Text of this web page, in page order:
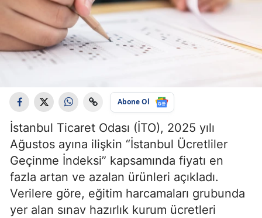
Abone Ol
İstanbul Ticaret Odası (İTO), 2025 yılı
Ağustos ayına ilişkin “İstanbul Ücretliler
Geçinme İndeksi” kapsamında fiyatı en
fazla artan ve azalan ürünleri açıkladı.
Verilere göre, eğitim harcamaları grubunda
yer alan sınav hazırlık kurum ücretleri